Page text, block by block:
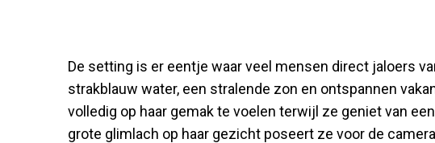
De setting is er eentje waar veel mensen direct jaloers
strakblauw water, een stralende zon en ontspannen
volledig op haar gemak te voelen terwijl ze geniet van
grote glimlach op haar gezicht poseert ze voor de